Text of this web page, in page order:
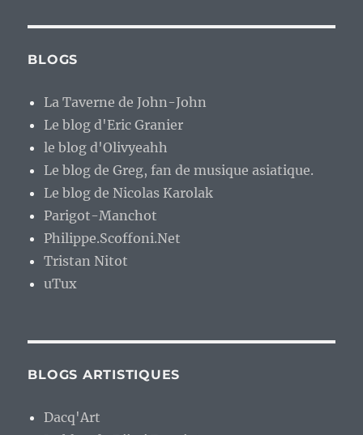
BLOGS
La Taverne de John-John
Le blog d'Eric Granier
le blog d'Olivyeahh
Le blog de Greg, fan de musique asiatique.
Le blog de Nicolas Karolak
Parigot-Manchot
Philippe.Scoffoni.Net
Tristan Nitot
uTux
BLOGS ARTISTIQUES
Dacq'Art